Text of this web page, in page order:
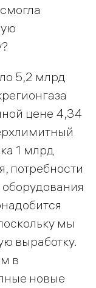
5,2 млрд
цене 4,34
1 млрд
потребности
оборудования
мы
выработку.
в
новые